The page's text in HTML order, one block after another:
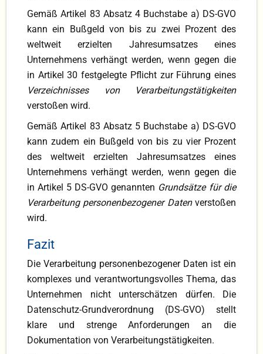
Gemäß Artikel 83 Absatz 4 Buchstabe a) DS-GVO
kann ein Bußgeld von bis zu zwei Prozent des
weltweit erzielten Jah­resumsatzes eines
Unternehmens verhängt werden, wenn gegen die
in Artikel 30 festgelegte Pflicht zur Füh­rung eines
Verzeichnisses von Verarbeitungstätigkeiten
verstoßen wird.
Gemäß Artikel 83 Absatz 5 Buchstabe a) DS-GVO
kann zudem ein Bußgeld von bis zu vier Prozent
des weltweit erzielten Jahresumsatzes eines
Unternehmens verhängt werden, wenn gegen die
in Artikel 5 DS-GVO genannten Grund­sätze für die
Verarbeitung personenbezogener Daten verstoßen
wird.
Fazit
Die Verarbeitung personenbezogener Daten ist ein
komplexes und verantwortungsvolles Thema, das
Unternehmen nicht unterschätzen dürfen. Die
Datenschutz-Grundverordnung (DS-GVO) stellt
klare und strenge Anforderungen an die
Dokumentation von Verarbeitungstätigkeiten.